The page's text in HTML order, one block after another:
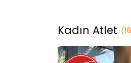
Kadın Atlet (16